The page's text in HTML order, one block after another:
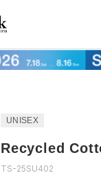
UNISEX
Recycled
TS-25SU402